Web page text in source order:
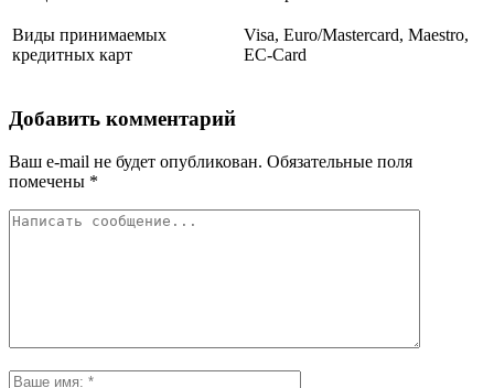
Виды принимаемых
кредитных карт
Visa, Euro/Mastercard, Maestro,
EC-Card
Добавить комментарий
Ваш e-mail не будет опубликован. Обязательные поля
помечены *